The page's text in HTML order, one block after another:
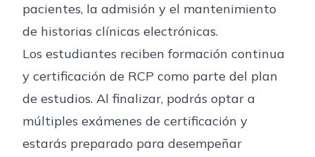
pacientes, la admisión y el mantenimiento
de historias clínicas electrónicas.
Los estudiantes reciben formación continua
y certificación de RCP como parte del plan
de estudios. Al finalizar, podrás optar a
múltiples exámenes de certificación y
estarás preparado para desempeñar